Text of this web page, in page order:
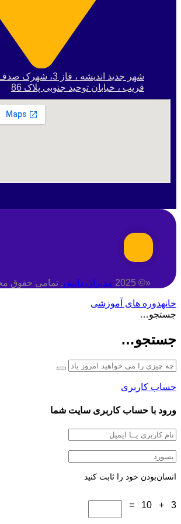
شهر جدید اندیشه ، فاز
قریب ، خیابان توحید جنوبی پلاک 86
«© 2025 مدبران دانش. تمامی حقوق
خانهدوره های آموزشی
جستجو…
جستجو…
حساب کاربری
ورود با حساب کاربری سایت شما
انسان‌بودن خود را ثابت کنید
3 + 10 =